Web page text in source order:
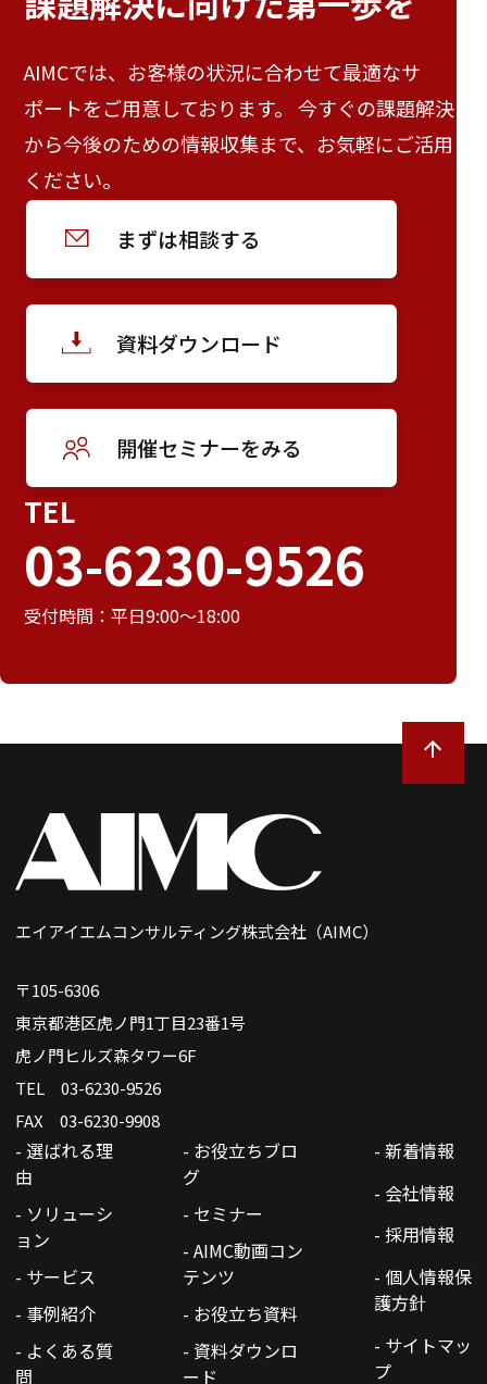
AIMCでは、お客様の状況に合わせて最適なサ
ポートをご用意しております。 今すぐの課題解決
から今後のための情報収集まで、お気軽にご活用
ください。
まずは相談する
資料ダウンロード
開催セミナーをみる
TEL
03-6230-9526
受付時間：平日9:00～18:00
エイアイエムコンサルティング株式会社（AIMC）
〒105-6306
東京都港区虎ノ門1丁目23番1号
虎ノ門ヒルズ森タワー6F
TEL 03-6230-9526
FAX 03-6230-9908
- 選ばれる理
由
- ソリューシ
ョン
- サービス
- 事例紹介
- よくある質
問
- お役立ちブロ
グ
- セミナー
- AIMC動画コン
テンツ
- お役立ち資料
- 資料ダウンロ
ード
- 新着情報
- 会社情報
- 採用情報
- 個人情報保
護方針
- サイトマッ
プ